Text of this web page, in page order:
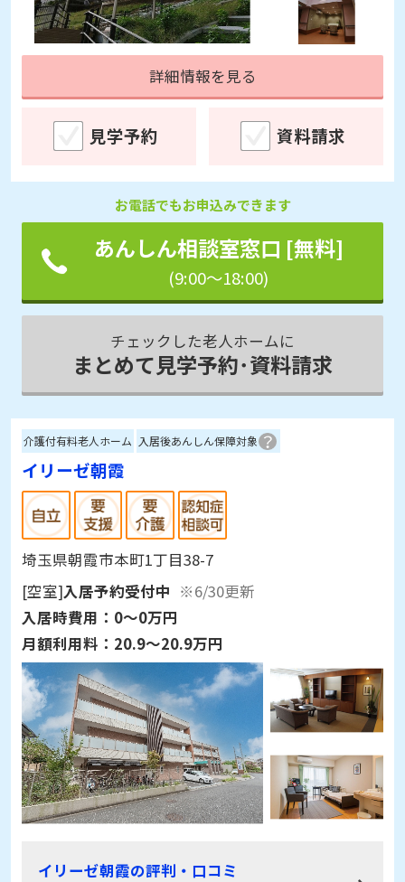
詳細情報を見る
見学予約 資料請求
お電話でもお申込みできます
あんしん相談室窓口 [無料]
(9:00～18:00)
チェックした老人ホームに
まとめて見学予約･資料請求
介護付有料老人ホーム 入居後あんしん保障対象
イリーゼ朝霞
埼玉県朝霞市本町1丁目38-7
[空室]入居予約受付中 ※6/30更新
入居時費用： 0～0万円
月額利用料： 20.9～20.9万円
イリーゼ朝霞の評判・口コミ